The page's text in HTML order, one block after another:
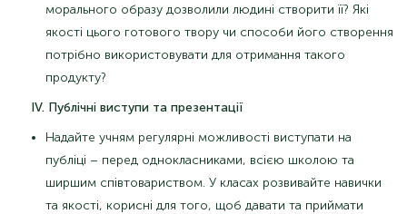
морального образу дозволили людині створити її? Які
якості цього готового твору чи способи його створення
потрібно використовувати для отримання такого
продукту?
IV. Публічні виступи та презентації
Надайте учням регулярні можливості виступати на
публіці – перед однокласниками, всією школою та
ширшим співтовариством. У класах розвивайте навички
та якості, корисні для того, щоб давати та приймати